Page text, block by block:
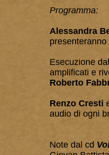
Programma:
Alessandra
Esecuzione
amplificati e
Roberto
Renzo Cresti
audio di ogni
Note dal cd